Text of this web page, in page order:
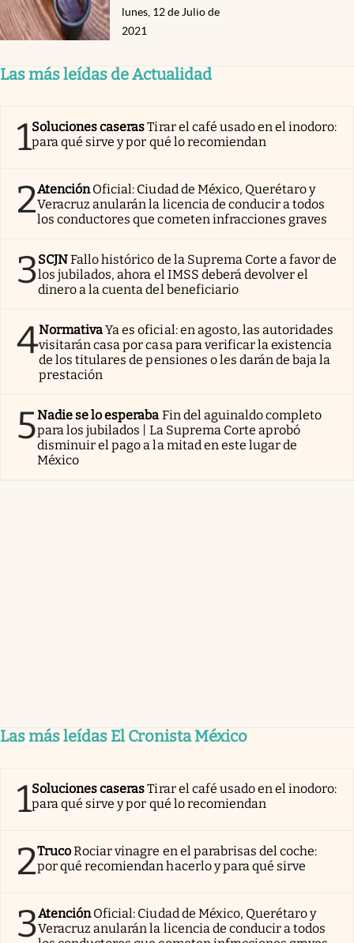
lunes, 12 de Julio de
2021
Las más leídas de Actualidad
1Soluciones caserasTirar el café usado en el inodoro:
para qué sirve y por qué lo recomiendan
2AtenciónOficial: Ciudad de México, Querétaro y
Veracruz anularán la licencia de conducir a todos
los conductores que cometen infracciones graves
3SCJNFallo histórico de la Suprema Corte a favor de
los jubilados, ahora el IMSS deberá devolver el
dinero a la cuenta del beneficiario
4NormativaYa es oficial: en agosto, las autoridades
visitarán casa por casa para verificar la existencia
de los titulares de pensiones o les darán de baja la
prestación
5Nadie se lo esperaba Fin del aguinaldo completo
para los jubilados | La Suprema Corte aprobó
disminuir el pago a la mitad en este lugar de
México
Las más leídas El Cronista México
1Soluciones caserasTirar el café usado en el inodoro:
para qué sirve y por qué lo recomiendan
2TrucoRociar vinagre en el parabrisas del coche:
por qué recomiendan hacerlo y para qué sirve
3AtenciónOficial: Ciudad de México, Querétaro y
Veracruz anularán la licencia de conducir a todos